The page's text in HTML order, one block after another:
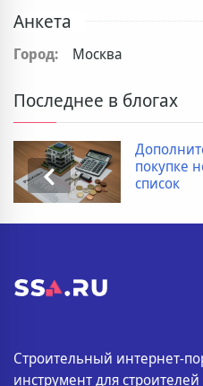
Анкета
Город: Москва
Последнее в блогах
покупке
список
Строительный интернет-
инструмент для